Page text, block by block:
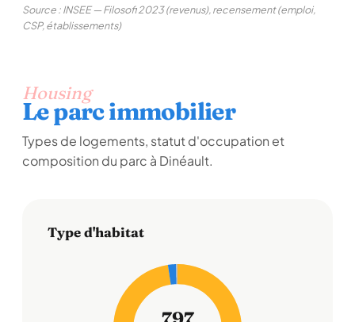
Source : INSEE — Filosofi 2023 (revenus), recensement (emploi,
CSP, établissements)
Housing
Le parc immobilier
Types de logements, statut d'occupation et
composition du parc à Dinéault.
Type d'habitat